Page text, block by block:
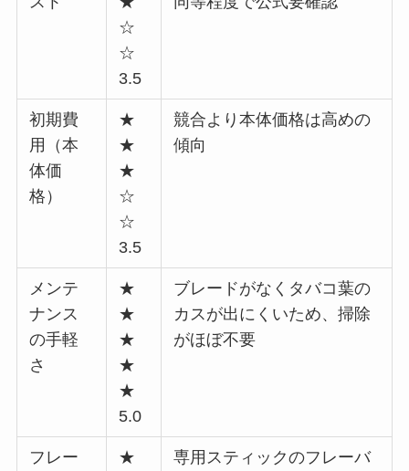
☆
☆
3.5
初期費
用（本
体価
格）
★
★
★
☆
☆
3.5
競合より本体価格は高めの
傾向
メンテ
ナンス
の手軽
さ
★
★
★
★
★
5.0
ブレードがなくタバコ葉の
カスが出にくいため、掃除
がほぼ不要
フレー
★
専用スティックのフレーバ